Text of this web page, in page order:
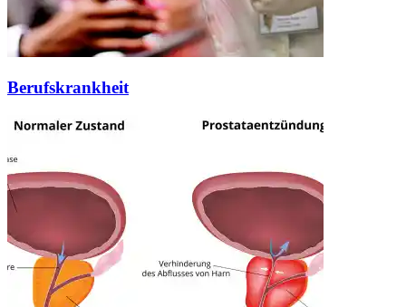
Berufskrankheit